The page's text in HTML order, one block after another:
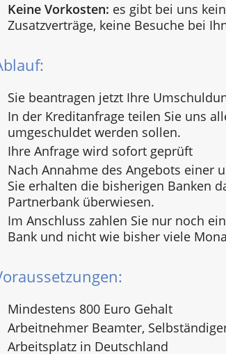
Keine Vorkosten: es gibt bei uns
Zusatzverträge, keine Besuche bei
Sie beantragen jetzt Ihre
In der Kreditanfrage teilen Sie uns
umgeschuldet werden sollen.
Ihre Anfrage wird sofort geprüft
Nach Annahme des Angebots einer
Sie erhalten die bisherigen Banken
Partnerbank überwiesen.
Im Anschluss zahlen Sie nur noch
Bank und nicht wie bisher viele
Mindestens 800 Euro Gehalt
Arbeitnehmer Beamter,
Arbeitsplatz in Deutschland